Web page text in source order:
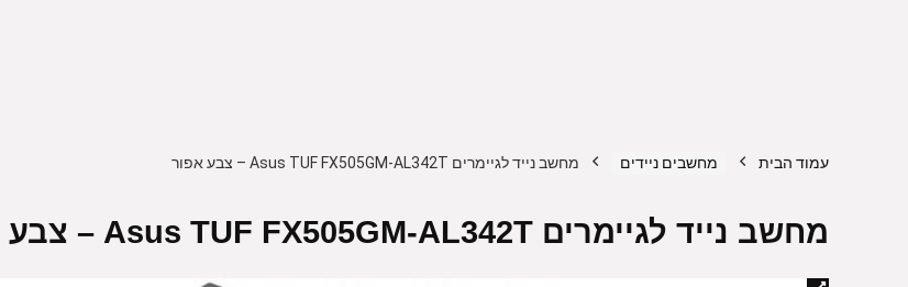
עמוד הבית מחשבים ניידים מחשב נייד לגיימרים Asus TUF FX505GM-AL342T – צבע אפור
מחשב נייד לגיימרים Asus TUF FX505GM-AL342T – צבע אפור